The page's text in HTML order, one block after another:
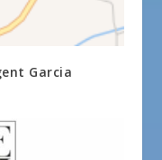
Garcia